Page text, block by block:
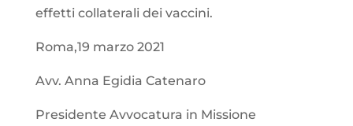
effetti collaterali dei vaccini.
Roma,19 marzo 2021
Avv. Anna Egidia Catenaro
Presidente Avvocatura in Missione